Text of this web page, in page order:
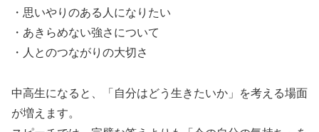
・思いやりのある人になりたい
・あきらめない強さについて
・人とのつながりの大切さ
中高生になると、「自分はどう生きたいか」を考える場面
が増えます。